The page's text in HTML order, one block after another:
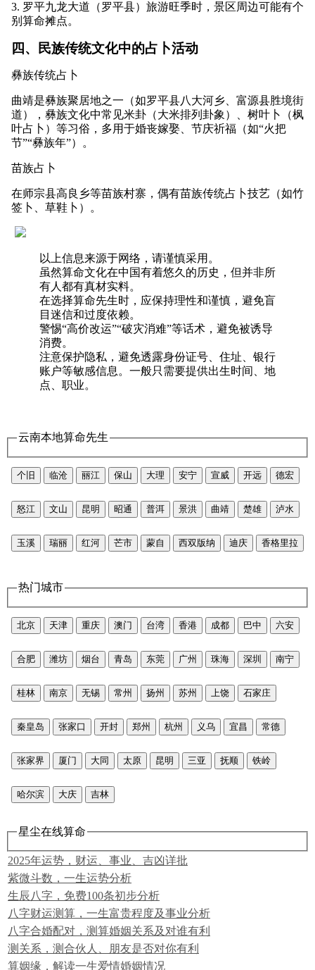
3. 罗平九龙大道（罗平县）旅游旺季时，景区周边可能有个
别算命摊点。
四、民族传统文化中的占卜活动
彝族传统占卜
曲靖是彝族聚居地之一（如罗平县八大河乡、富源县胜境街
道），彝族文化中常见米卦（大米排列卦象）、树叶卜（枫
叶占卜）等习俗，多用于婚丧嫁娶、节庆祈福（如“火把
节”“彝族年”）。
苗族占卜
在师宗县高良乡等苗族村寨，偶有苗族传统占卜技艺（如竹
签卜、草鞋卜）。
以上信息来源于网络，请谨慎采用。
虽然算命文化在中国有着悠久的历史，但并非所
有人都有真材实料。
在选择算命先生时，应保持理性和谨慎，避免盲
目迷信和过度依赖。
警惕“高价改运”“破灾消难”等话术，避免被诱导
消费。
注意保护隐私，避免透露身份证号、住址、银行
账户等敏感信息。一般只需要提供出生时间、地
点、职业。
云南本地算命先生
个旧 临沧 丽江 保山 大理 安宁 宣威 开远 德宏
怒江 文山 昆明 昭通 普洱 景洪 曲靖 楚雄 泸水
玉溪 瑞丽 红河 芒市 蒙自 西双版纳 迪庆 香格里拉
热门城市
北京 天津 重庆 澳门 台湾 香港 成都 巴中 六安
合肥 潍坊 烟台 青岛 东莞 广州 珠海 深圳 南宁
桂林 南京 无锡 常州 扬州 苏州 上饶 石家庄
秦皇岛 张家口 开封 郑州 杭州 义乌 宜昌 常德
张家界 厦门 大同 太原 昆明 三亚 抚顺 铁岭
哈尔滨 大庆 吉林
星尘在线算命
2025年运势，财运、事业、吉凶详批
紫微斗数，一生运势分析
生辰八字，免费100条初步分析
八字财运测算，一生富贵程度及事业分析
八字合婚配对，测算婚姻关系及对谁有利
测关系，测合伙人、朋友是否对你有利
算姻缘，解读一生爱情婚姻情况